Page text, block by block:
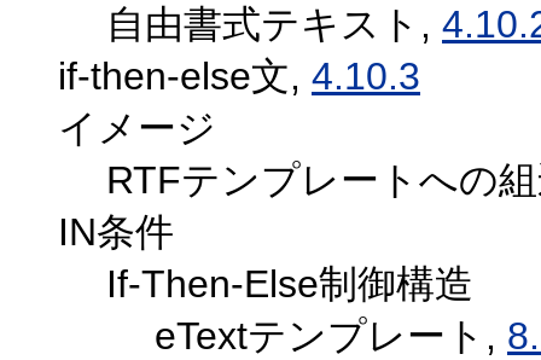
自由書式テキスト,
if-then-else文, 4.10.3
イメージ
RTFテンプレートへの
IN条件
If-Then-Else制御構造
eTextテンプレート,